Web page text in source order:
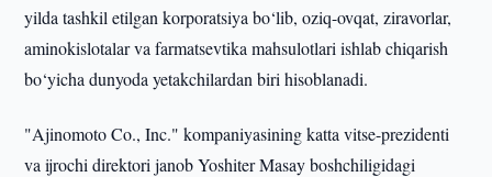
yilda tashkil etilgan korporatsiya bo‘lib, oziq-ovqat, ziravorlar,
aminokislotalar va farmatsevtika mahsulotlari ishlab chiqarish
bo‘yicha dunyoda yetakchilardan biri hisoblanadi.
"Ajinomoto Co., Inc." kompaniyasining katta vitse-prezidenti
va ijrochi direktori janob Yoshiter Masay boshchiligidagi